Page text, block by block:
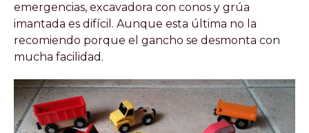
emergencias, excavadora con conos y grúa
imantada es difícil. Aunque esta última no la
recomiendo porque el gancho se desmonta con
mucha facilidad.